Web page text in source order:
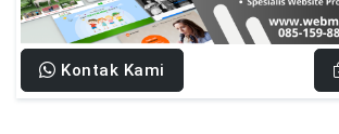
Kontak Kami